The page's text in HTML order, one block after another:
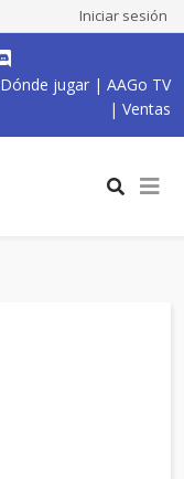
Iniciar sesión
Dónde jugar | AAGo TV
| Ventas